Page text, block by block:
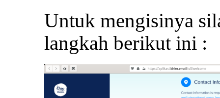
Untuk mengisinya
langkah berikut ini :